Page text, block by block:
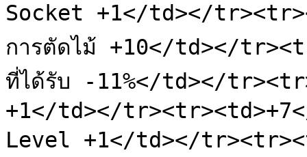
Socket +1</td></
การตัดไม้ +10</td></
ที่ได้รับ -11%</td></
+1</td></
Level +1</td></